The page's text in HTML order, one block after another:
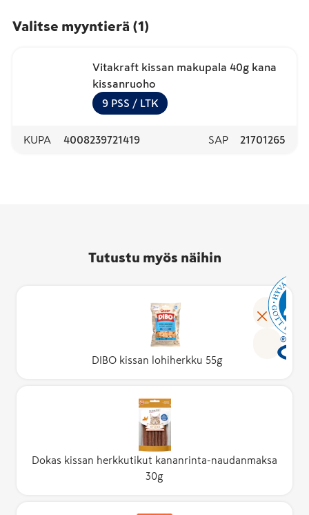
Valitse myyntierä (1)
Vitakraft kissan makupala 40g kana
kissanruoho
9 PSS / LTK
KUPA 4008239721419 SAP 21701265
Tutustu myös näihin
DIBO kissan lohiherkku 55g
Dokas kissan herkkutikut kananrinta-naudanmaksa
30g